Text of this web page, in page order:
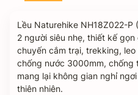
Lều Naturehike NH18Z022-P
2 người siêu nhẹ, thiết kế
chuyến cắm trại, trekking, leo
chống nước 3000mm, chống
mang lại không gian nghỉ
thiên nhiên.